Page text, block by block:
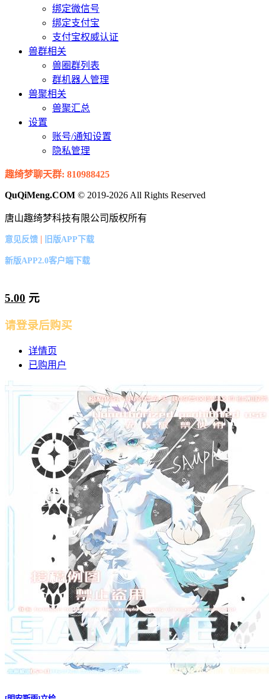
绑定微信号
绑定支付宝
支付宝权威认证
兽群相关
兽圈群列表
群机器人管理
兽聚相关
兽聚汇总
设置
账号/通知设置
隐私管理
趣绮梦聊天群: 810988425
QuQiMeng.COM © 2019-2026 All Rights Reserved
唐山趣绮梦科技有限公司版权所有
意见反馈 | 旧版APP下载
新版APP2.0客户端下载
5.00 元
请登录后购买
详情页
已购用户